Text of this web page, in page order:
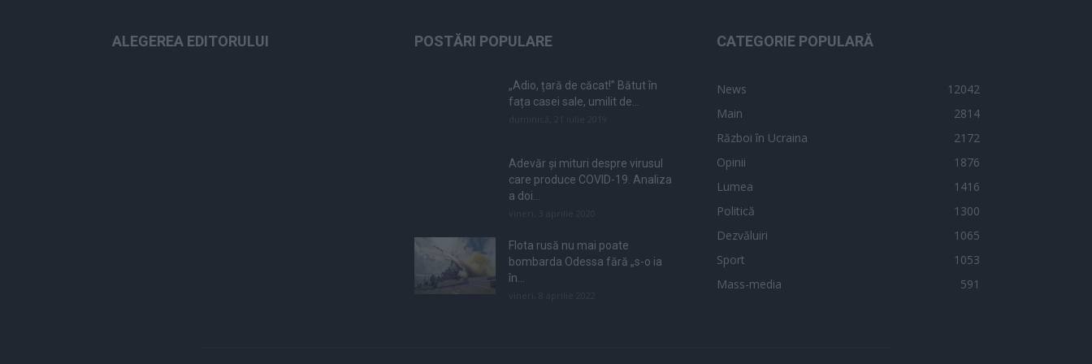
ALEGEREA EDITORULUI POSTĂRI POPULARE
„Adio, țară de căcat!” Bătut în
fața casei sale, umilit de...
Adevăr și mituri despre virusul
care produce COVID-19. Analiza
a doi...
Flota rusă nu mai poate
bombarda Odessa fără „s-o ia
în...
CATEGORIE POPULARĂ
News
12042
Main
2814
Război în Ucraina
2172
Opinii
1876
Lumea
1416
Politică
1300
Dezvăluiri
1065
Sport
1053
Mass-media
591